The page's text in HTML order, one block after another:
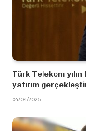
Türk Telekom
yatırım
04/04/2025